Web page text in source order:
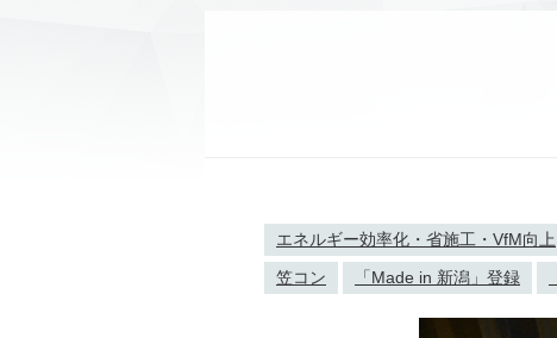
エネルギー効率化・省施工・VfM向上
笠コン
「Made in 新潟」登録